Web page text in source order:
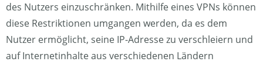
des Nutzers einzuschränken. Mithilfe eines VPNs können
diese Restriktionen umgangen werden, da es dem
Nutzer ermöglicht, seine IP-Adresse zu verschleiern und
auf Internetinhalte aus verschiedenen Ländern